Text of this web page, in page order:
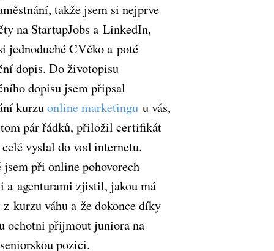
takže jsem si nejprve
na StartupJobs a LinkedIn,
jednoduché CVčko a poté
dopis. Do životopisu
dopisu jsem připsal
kurzuonline marketinguu vás,
pár řádků, přiložil certifikát
vyslal do vod internetu.
jsem při online pohovorech
a agenturami zjistil, jakou má
kurzu váhu a že dokonce díky
ochotni přijmout juniora na
pozici.